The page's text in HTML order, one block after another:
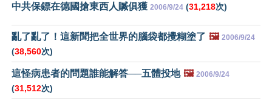
中共保鏢在德國搶東西人贓俱獲 2006/9/24 (31,218次)
亂了亂了！這新聞把全世界的腦袋都攪糊塗了 🖼️ 2006/9/24
(38,560次)
這怪病患者的問題誰能解答──五體投地 🖼️ 2006/9/24
(31,512次)